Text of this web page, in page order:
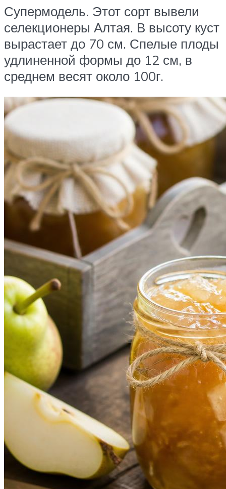
Супермодель. Этот сорт вывели
селекционеры Алтая. В высоту куст
вырастает до 70 см. Спелые плоды
удлиненной формы до 12 см, в
среднем весят около 100г.